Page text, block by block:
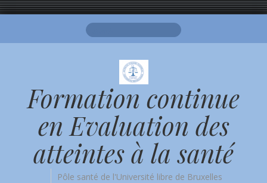
Formation continue
en Evaluation des
atteintes à la santé
Pôle santé de l'Université libre de Bruxelles